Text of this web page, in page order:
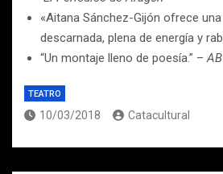
«Aitana Sánchez-Gijón ofrece
descarnada, plena de energía y
“Un montaje lleno de poesía.” –
TEATRO
10/03/2018 Catacultural